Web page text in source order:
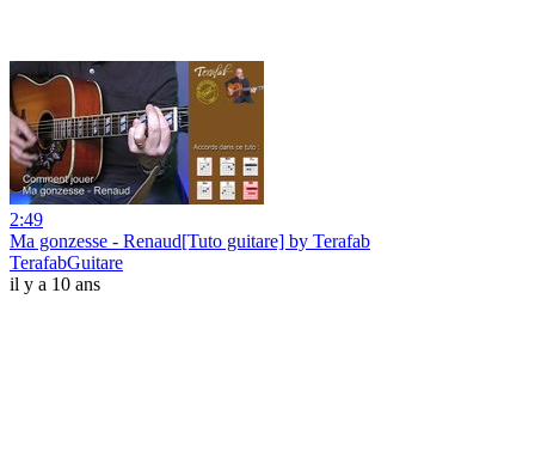
2:49
Ma gonzesse - Renaud[Tuto guitare] by Terafab
TerafabGuitare
il y a 10 ans